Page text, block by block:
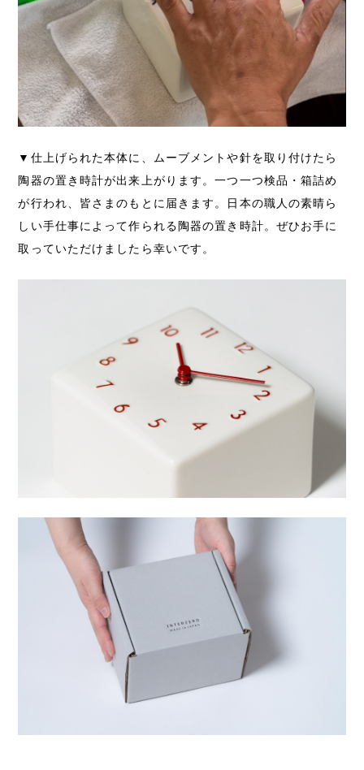
▼仕上げられた本体に、ムーブメントや針を取り付けたら
陶器の置き時計が出来上がります。一つ一つ検品・箱詰め
が行われ、皆さまのもとに届きます。日本の職人の素晴ら
しい手仕事によって作られる陶器の置き時計。ぜひお手に
取っていただけましたら幸いです。